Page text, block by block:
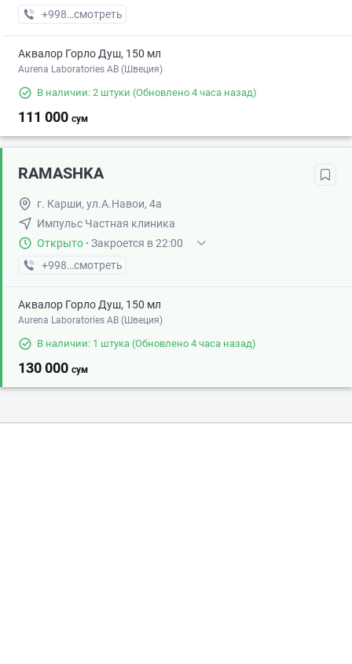
+998 (98) XXX-XX-XX
смотреть
Аквалор Горло Душ, 150 мл
Aurena Laboratories AB (Швеция)
В наличии: 2 штуки (Обновлено 4 часа назад)
111 000 сум
RAMASHKA
г. Карши, ул.А.Навои, 4а
Импульс Частная клиника
Открыто · Закроется в 22:00
+998 (95) XXX-XX-XX
смотреть
Аквалор Горло Душ, 150 мл
Aurena Laboratories AB (Швеция)
В наличии: 1 штука (Обновлено 4 часа назад)
130 000 сум